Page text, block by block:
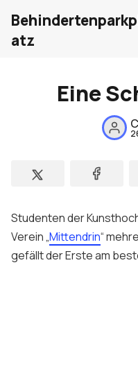
atz
Eine
Studenten der
Verein „Mittendrin“
gefällt der Erste am